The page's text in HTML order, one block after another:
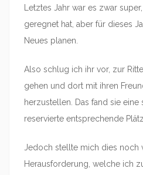
Letztes Jahr war es zwar
geregnet hat, aber für dieses
Neues planen.
Also schlug ich ihr vor, zur
gehen und dort mit ihren
herzustellen. Das fand sie
reservierte entsprechende
Jedoch stellte mich dies noch
Herausforderung, welche ich